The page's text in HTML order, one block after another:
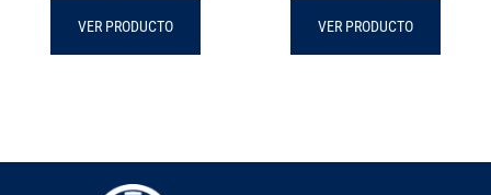
VER PRODUCTO VER PRODUCTO